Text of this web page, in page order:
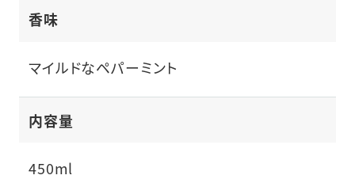
香味
マイルドなペパーミント
内容量
450ml